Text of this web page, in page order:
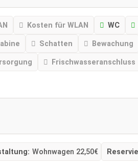
Kosten für WLAN WC
Schatten Bewachung
Frischwasseranschluss
Wohnwagen 22,50€